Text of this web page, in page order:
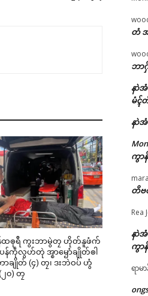
န်ထၜုရဳ ကွးဘာမွဲတၠ ဟိုတ်နူဖံက်
န်ကဵုလွဟ်တုဲ အ္စာၝောံချိုတ်ၜါ
ချိုတ် (၄) တၠ၊ ဒးဘဲဝပ် ဟွံ
၂၀) တၠ
တံ အ
ဘာ
နာဲ
မံၚ်
နာဲ
ကွာန်
တိဗ
Rea
နာဲ
ကွာန်
ရာမ